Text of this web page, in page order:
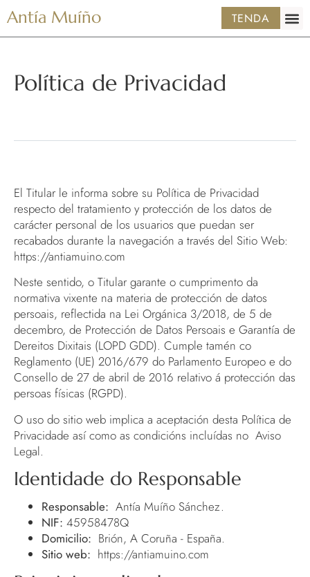
Antía Muíño TENDA
Política de Privacidad
El Titular le informa sobre su Política de Privacidad
respecto del tratamiento y protección de los datos de
carácter personal de los usuarios que puedan ser
recabados durante la navegación a través del Sitio Web:
https://antiamuino.com
Neste sentido, o Titular garante o cumprimento da
normativa vixente na materia de protección de datos
persoais, reflectida na Lei Orgánica 3/2018, de 5 de
decembro, de Protección de Datos Persoais e Garantía de
Dereitos Dixitais (LOPD GDD). Cumple tamén co
Reglamento (UE) 2016/679 do Parlamento Europeo e do
Consello de 27 de abril de 2016 relativo á protección das
persoas físicas (RGPD).
O uso do sitio web implica a aceptación desta Política de
Privacidade así como as condicións incluídas no Aviso
Legal.
Identidade do Responsable
Responsable: Antía Muíño Sánchez.
NIF: 45958478Q
Domicilio: Brión, A Coruña - España.
Sitio web: https://antiamuino.com